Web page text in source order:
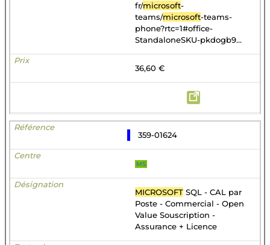
fr/microsoft-
teams/microsoft-teams-
phone?rtc=1#office-
StandaloneSKU-pkdogb9...
36,60 €
359-01624
MS
MICROSOFT SQL - CAL par
Poste - Commercial - Open
Value Souscription -
Assurance + Licence